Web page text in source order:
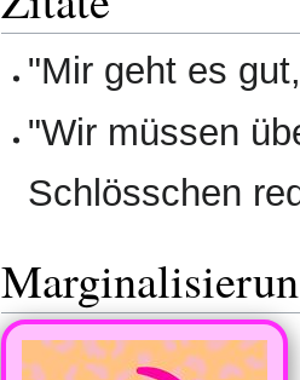
"Mir geht es
"Wir müssen
Schlösschen